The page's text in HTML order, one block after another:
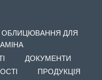
ОБЛИЦЮВАННЯ ДЛЯ
ДОКУМЕНТИ
ПРОДУКЦІЯ